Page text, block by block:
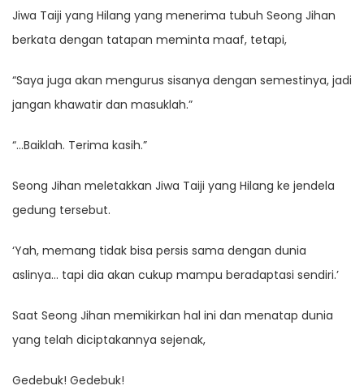
Jiwa Taiji yang Hilang yang menerima tubuh Seong Jihan
berkata dengan tatapan meminta maaf, tetapi,
“Saya juga akan mengurus sisanya dengan semestinya, jadi
jangan khawatir dan masuklah.”
“…Baiklah. Terima kasih.”
Seong Jihan meletakkan Jiwa Taiji yang Hilang ke jendela
gedung tersebut.
‘Yah, memang tidak bisa persis sama dengan dunia
aslinya… tapi dia akan cukup mampu beradaptasi sendiri.’
Saat Seong Jihan memikirkan hal ini dan menatap dunia
yang telah diciptakannya sejenak,
Gedebuk! Gedebuk!